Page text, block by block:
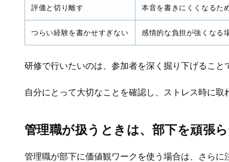
評価と切り離す 本音を書きにくくなるた
つらい経験を書かせすぎない 感情的な負担が強くなる
研修で行いたいのは、参加者を深く掘り下げること
自分にとって大切なことを確認し、ストレス時に
管理職が扱うときは、部下を頑張
管理職が部下に価値観ワークを使う場合は、さらに